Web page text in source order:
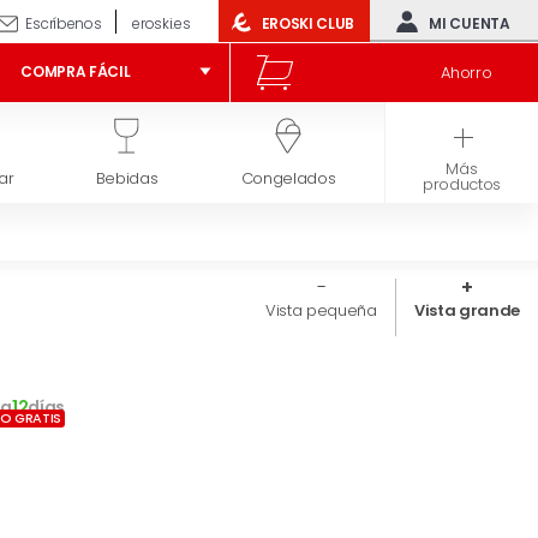
Escríbenos eroski.es EROSKI CLUB MI CUENTA
COMPRA FÁCIL Ahorro
Bebidas Congelados Higiene y belleza
Más
productos
Vista pequeña Vista grande
a12días
GRATIS